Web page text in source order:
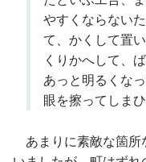
やすくならない
て、かくして置
くりかへして、
あっと明るくな
眼を擦ってしまひ
あまりに素敵な箇所